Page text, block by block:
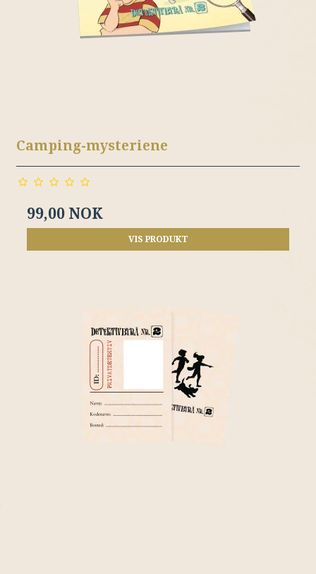
Camping-mysteriene
99,00 NOK
VIS PRODUKT